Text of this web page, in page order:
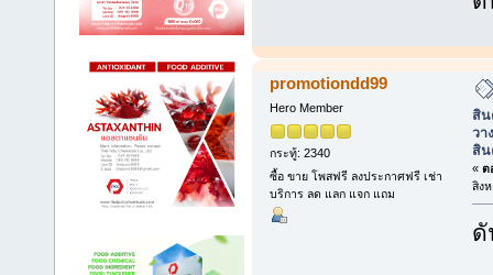
promotiondd99
Hero Member
กระทู้: 2340
ซื้อ ขาย โพสฟรี ลงประกาศฟรี เช่า
บริการ ลด แลก แจก แถม
สิน
วา
สิน
« ต
สิง
ดั